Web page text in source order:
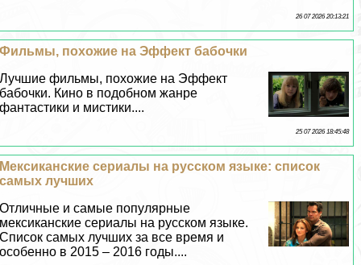
26 07 2026 20:13:21
Фильмы, похожие на Эффект бабочки
Лучшие фильмы, похожие на Эффект
бабочки. Кино в подобном жанре
фантастики и мистики....
25 07 2026 18:45:48
Мексиканские сериалы на русском языке: список
самых лучших
Отличные и самые популярные
мексиканские сериалы на русском языке.
Список самых лучших за все время и
особенно в 2015 – 2016 годы....